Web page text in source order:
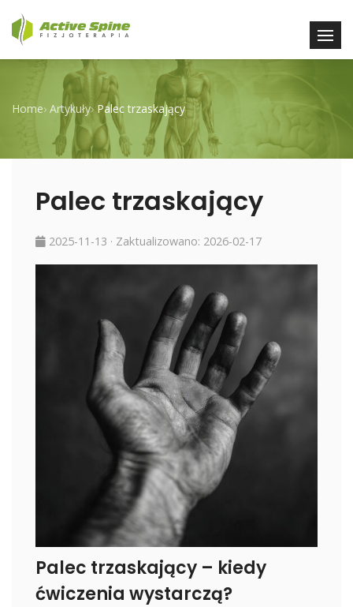
Home› Artykuły› Palec trzaskający
Palec trzaskający
2025-11-13 · Zaktualizowano: 2026-02-17
Palec trzaskający – kiedy
ćwiczenia wystarczą?